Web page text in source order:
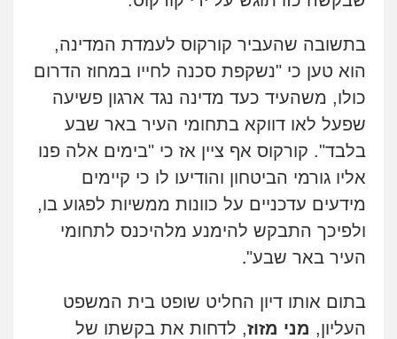
בתשובה שהעביר קורקוס לעמדת המדינה,
הוא טען כי "נשקפת סכנה לחייו במחוז הדרום
כולו, משהעיד כעד מדינה נגד ארגון פשיעה
שפעל לאו דווקא בתחומי העיר באר שבע
בלבד". קורקוס אף ציין אז כי "בימים אלה פנו
אליו גורמי הביטחון והודיעו לו כי קיימים
מידעים עדכניים על כוונות ממשיות לפגוע בו,
ולפיכך התבקש להימנע מלהיכנס לתחומי
העיר באר שבע".
בתום אותו דיון החליט שופט בית המשפט
העליון, מני מזוז, לדחות את בקשתו של